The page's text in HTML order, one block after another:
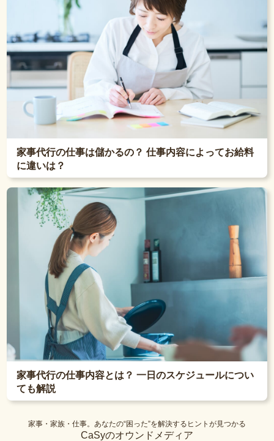
家事代行の仕事は儲かるの？ 仕事内容によってお給料
に違いは？
家事代行の仕事内容とは？ 一日のスケジュールについ
ても解説
家事・家族・仕事。あなたの“困った”を解決するヒントが見つかる
CaSyのオウンドメディア